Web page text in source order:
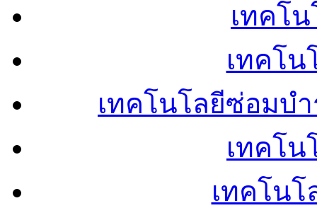
เทคโ
เทคโน
เทคโนโลยีซ่อมบ
เทคโน
เทคโน